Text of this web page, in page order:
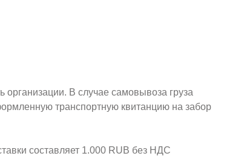
В случае самовывоза груза
транспортную квитанцию на забор
составляет 1.000 RUB без НДС